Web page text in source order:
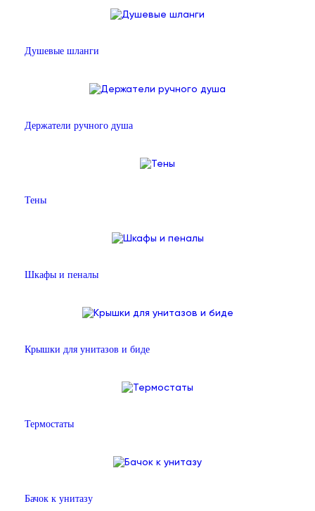
Душевые шланги
Держатели ручного душа
Тены
Шкафы и пеналы
Крышки для унитазов и биде
Термостаты
Бачок к унитазу